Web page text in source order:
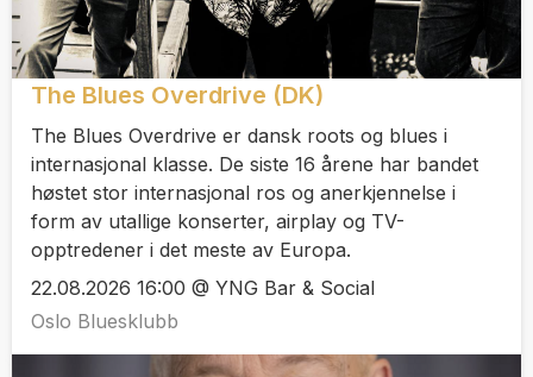
The Blues Overdrive (DK)
The Blues Overdrive er dansk roots og blues i
internasjonal klasse. De siste 16 årene har bandet
høstet stor internasjonal ros og anerkjennelse i
form av utallige konserter, airplay og TV-
opptredener i det meste av Europa.
22.08.2026 16:00 @ YNG Bar & Social
Oslo Bluesklubb